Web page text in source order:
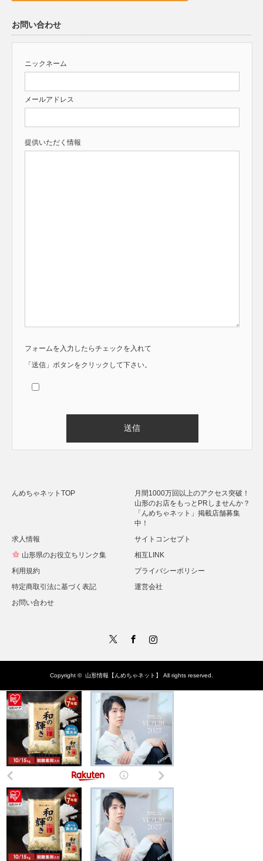
お問い合わせ
ニックネーム
メールアドレス
提供いただく情報
フォームを入力したらチェックを入れて
「送信」ボタンをクリックして下さい。
んめちゃネットTOP
月間1000万回以上のアクセス突破！
山形のお店をもっとPRしませんか？
「んめちゃネット」掲載店舗募集
中！
求人情報
サイトコンセプト
山形県のお役立ちリンク集
相互LINK
利用規約
プライバシーポリシー
特定商取引法に基づく表記
運営会社
お問い合わせ
Instagram
Copyright © 山形情報【んめちゃネット】 All rights reserved.